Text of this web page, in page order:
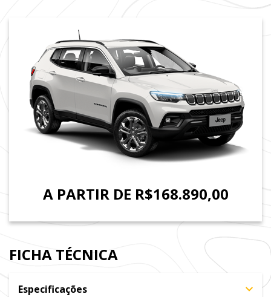
A PARTIR DE R$168.890,00
FICHA TÉCNICA
Especificações